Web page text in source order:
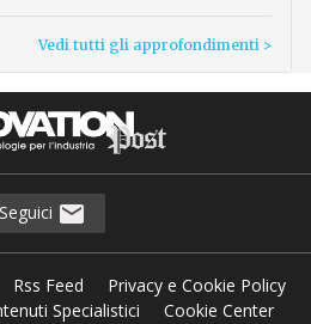
Vedi tutti gli approfondimenti >
Seguici
Rss Feed
Privacy e Cookie Policy
Specialistici
Cookie Center